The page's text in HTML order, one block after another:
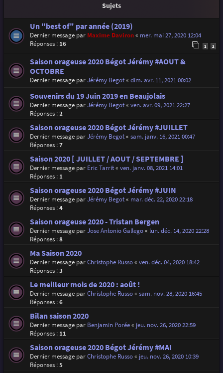
Sujets
Un "best of" par année (2019)
Dernier message par Maxime Daviron« mer. mai 27, 2020 12:04
Réponses : 16 1 2
Saison orageuse 2020 Bégot Jérémy #AOUT &
OCTOBRE
Dernier message parJérémy Begot« dim. avr. 11, 2021 00:02
Souvenirs du 19 Juin 2019 en Beaujolais
Dernier message parJérémy Begot« ven. avr. 09, 2021 22:27
Réponses :2
Saison orageuse 2020 Bégot Jérémy #JUILLET
Dernier message parJérémy Begot« sam. janv. 16, 2021 00:47
Réponses :7
Saison 2020 [ JUILLET / AOUT / SEPTEMBRE ]
Dernier message par Eric Tarrit« ven. janv. 08, 2021 14:01
Réponses : 1
Saison orageuse 2020 Bégot Jérémy #JUIN
Dernier message parJérémy Begot« mar. déc. 22, 2020 22:18
Réponses :4
Saison orageuse 2020 - Tristan Bergen
Dernier message parJose Antonio Gallego« lun. déc. 14, 2020 22:28
Réponses :8
Ma Saison 2020
Dernier message parChristophe Russo« ven. déc. 04, 2020 18:42
Réponses :3
Le meilleur mois de 2020 : août !
Dernier message parChristophe Russo« sam. nov. 28, 2020 16:45
Réponses :6
Bilan saison 2020
Dernier message par Benjamin Porée« jeu. nov. 26, 2020 22:59
Réponses : 11
Saison orageuse 2020 Bégot Jérémy #MAI
Dernier message parChristophe Russo« jeu. nov. 26, 2020 10:39
Réponses :5